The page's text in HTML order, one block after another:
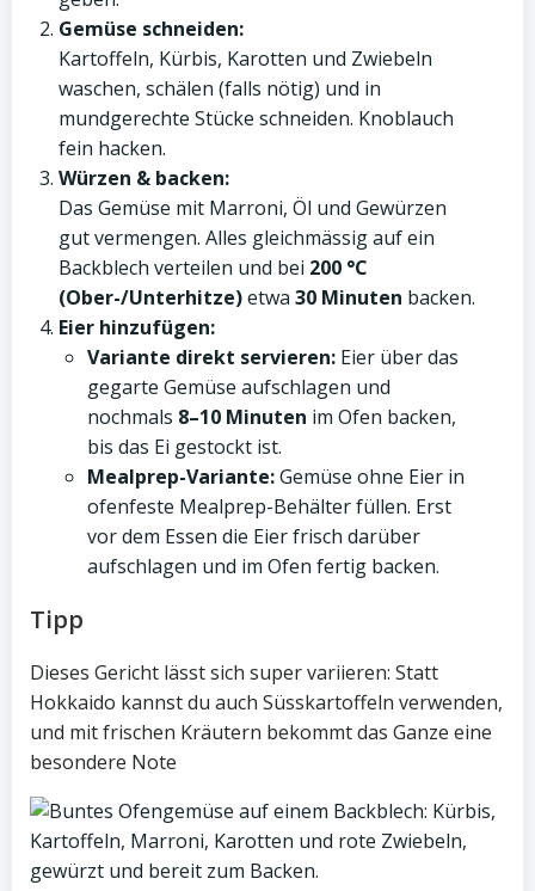
Gemüse schneiden:
Kartoffeln, Kürbis, Karotten und Zwiebeln
waschen, schälen (falls nötig) und in
mundgerechte Stücke schneiden. Knoblauch
fein hacken.
Würzen & backen:
Das Gemüse mit Marroni, Öl und Gewürzen
gut vermengen. Alles gleichmässig auf ein
Backblech verteilen und bei 200 °C
(Ober-/Unterhitze)etwa 30 Minuten backen.
Eier hinzufügen:
Variante direkt servieren: Eier über das
gegarte Gemüse aufschlagen und
nochmals 8–10 Minuten im Ofen backen,
bis das Ei gestockt ist.
Mealprep-Variante:Gemüse ohne Eier in
ofenfeste Mealprep-Behälter füllen. Erst
vor dem Essen die Eier frisch darüber
aufschlagen und im Ofen fertig backen.
Tipp
Dieses Gericht lässt sich super variieren: Statt
Hokkaido kannst du auch Süsskartoffeln verwenden,
und mit frischen Kräutern bekommt das Ganze eine
besondere Note